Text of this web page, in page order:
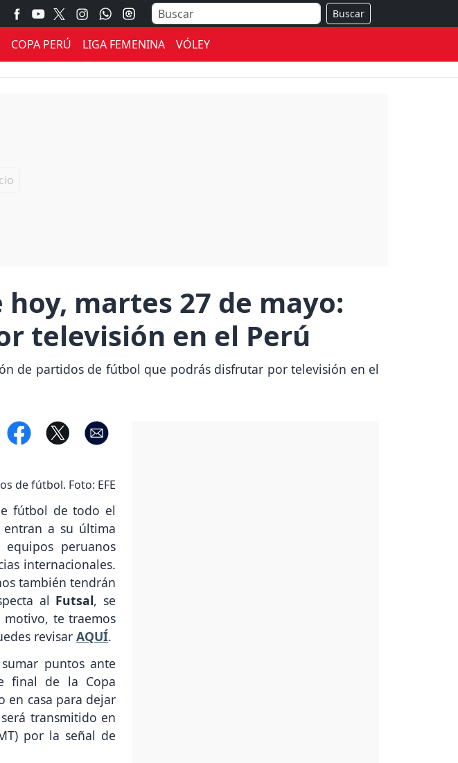
Buscar
COPA PERÚ LIGA FEMENINA VÓLEY
martes 27 de mayo:
televisión en el Perú
de partidos de fútbol que podrás disfrutar por televisión en el
de fútbol. Foto: EFE
fútbol de todo el
entran a su última
peruanos
internacionales.
también tendrán
al Futsal, se
motivo, te traemos
revisar AQUÍ.
puntos ante
final de la Copa
en casa para dejar
transmitido en
por la señal de